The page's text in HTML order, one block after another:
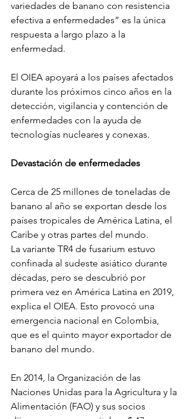
variedades de banano con resistencia
efectiva a enfermedades” es la única
respuesta a largo plazo a la
enfermedad.
El OIEA apoyará a los países afectados
durante los próximos cinco años en la
detección, vigilancia y contención de
enfermedades con la ayuda de
tecnologías nucleares y conexas.
Devastación de enfermedades
Cerca de 25 millones de toneladas de
banano al año se exportan desde los
países tropicales de América Latina, el
Caribe y otras partes del mundo.
La variante TR4 de fusarium estuvo
confinada al sudeste asiático durante
décadas, pero se descubrió por
primera vez en América Latina en 2019,
explica el OIEA. Esto provocó una
emergencia nacional en Colombia,
que es el quinto mayor exportador de
banano del mundo.
En 2014, la Organización de las
Naciones Unidas para la Agricultura y la
Alimentación (FAO) y sus socios